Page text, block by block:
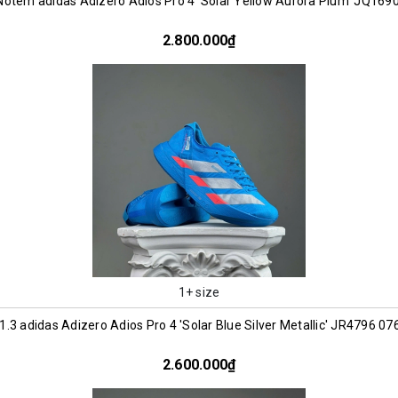
2.800.000₫
1+ size
adidas Adizero Adios Pro 4 'Solar Blue Silver Metallic' JR4796
2.600.000₫